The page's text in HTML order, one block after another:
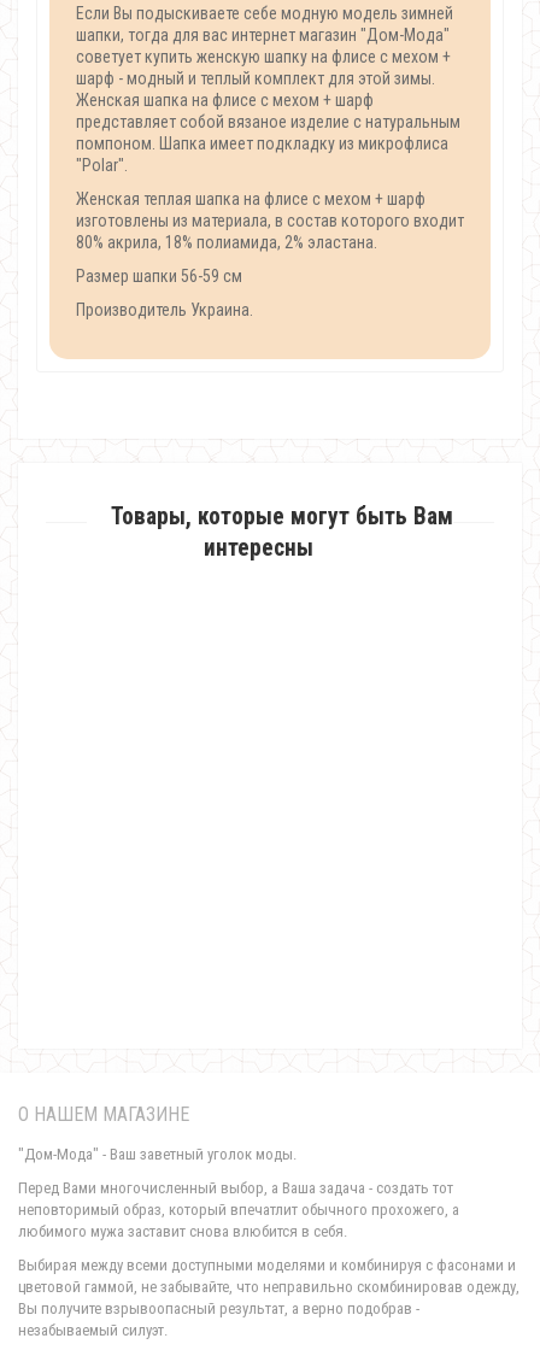
Если Вы подыскиваете себе модную модель зимней
шапки, тогда для вас интернет магазин "Дом-Мода"
советует купить женскую шапку на флисе с мехом +
шарф - модный и теплый комплект для этой зимы.
Женская шапка на флисе с мехом + шарф
представляет собой вязаное изделие с натуральным
помпоном. Шапка имеет подкладку из микрофлиса
"Polar".
Женская теплая шапка на флисе с мехом + шарф
изготовлены из материала, в состав которого входит
80% акрила, 18% полиамида, 2% эластана.
Размер шапки 56-59 см
Производитель Украина.
Товары, которые могут быть Вам
интересны
340.00грн.
О НАШЕМ МАГАЗИНЕ
"Дом-Мода" - Ваш заветный уголок моды.
Перед Вами многочисленный выбор, а Ваша задача - создать тот
неповторимый образ, который впечатлит обычного прохожего, а
любимого мужа заставит снова влюбится в себя.
Выбирая между всеми доступными моделями и комбинируя с фасонами и
цветовой гаммой, не забывайте, что неправильно скомбинировав одежду,
Вы получите взрывоопасный результат, а верно подобрав -
незабываемый силуэт.